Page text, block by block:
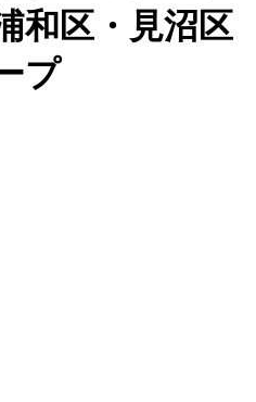
和区・見沼区
プ